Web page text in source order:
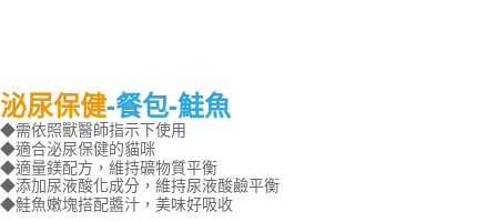
泌尿保健-餐包-鮭魚
◆需依照獸醫師指示下使用
◆適合泌尿保健的貓咪
◆適量鎂配方，維持礦物質平衡
◆添加尿液酸化成分，維持尿液酸鹼平衡
◆鮭魚嫩塊搭配醬汁，美味好吸收